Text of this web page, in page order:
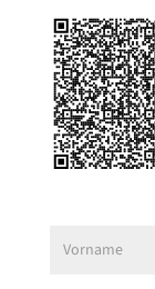
Vorname